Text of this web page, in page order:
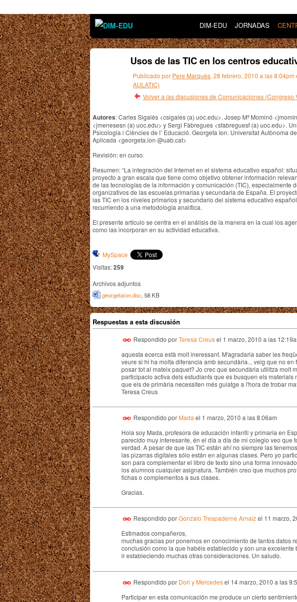
DIM-EDU JORNADAS
Usos de las TIC en los centros
Publicado por Pere Marquès, 28 febrero, 2010 a las 8:04pm
AULATIC)
Volver a las discusiones de Comunicaciones (Congreso
Autores: Carles Sigalés <csigales (a) uoc.edu>. Josep Mª Mominó
<jmenesesn (a) uoc.edu> y Sergi Fàbregues <sfabreguesf (a) uoc.edu>.
Psicologia i Ciències de l’ Educació. Georgeta Ion. Universitat Autònoma
Aplicada <georgeta.ion @uab.cat>
Revisión: en curso.
Resumen: “La integración del Internet en el sistema educativo español:
proyecto a gran escala que tiene como objetivo obtener información
de las tecnologías de la información y comunicación (TIC), especialmente
organizativos de las escuelas primarias y secundaria de España. El
las TIC en los niveles primarios y secundario del sistema educativo
recurriendo a una metodología analítica.
El presente artículo se centra en el análisis de la manera en la cual los
como las incorporan en su actividad educativa.
MySpace
Visitas:259
Archivos adjuntos
georgetaion.doc, 58 KB
Respuestas a esta discusión
Respondido porTeresa Creusel 1 marzo, 2010 a las
aquesta ecerca està molt ineressant. M'agradaria saber les
veure si hi ha molta diferancia amb secundària... veig que no
posar tot al mateix paquet? Jo crec que secundària utilitza molt
participacio activa dels estudiants que es busquen els materials
que els de primària necessiten més guiatge a l'hora de trobar
Teresa Creus
Respondido por Mada el 1 marzo, 2010 a las 8:06am
Hola soy Mada, profesora de educación infantil y primaria en
parecido muy interesante, én el día a día de mi colegio veo que
verdad. A pesar de que las TIC están ahí no siempre las
las pizarras digitales sólo están en algunas clases. Pero yo
son para complementar el libro de texto sino una forma
los alumnos cualquier asignatura. También creo que muchos
fichas o complementos a sus clases.
Gracias.
Respondido porGonzalo Trespaderne Arnaizel 11 marzo,
Estimados compañeros,
muchas gracias por ponernos en conocimiento de tantos datos
conclusión como la que habéis establecido y son una
ir estableciendo muchas otras consideraciones. Un saludo.
Respondido por Dori y Mercedesel 14 marzo, 2010 a las
Participar en esta comunicación me produce un cierto